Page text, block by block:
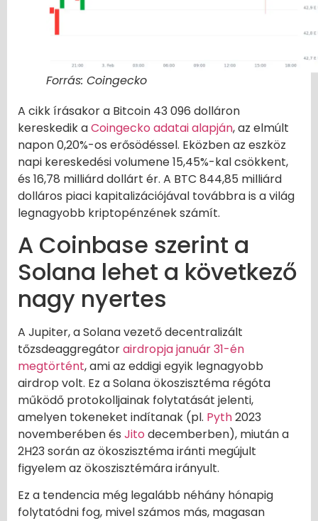
Forrás: Coingecko
A cikk írásakor a Bitcoin 43 096 dolláron
kereskedik aCoingecko adatai alapján, az elmúlt
napon 0,20%-os erősödéssel. Eközben az eszköz
napi kereskedési volumene 15,45%-kal csökkent,
és 16,78 milliárd dollárt ér. A BTC 844,85 milliárd
dolláros piaci kapitalizációjával továbbra is a világ
legnagyobb kriptopénzének számít.
A Coinbase szerint a
Solana lehet a következő
nagy nyertes
A Jupiter, a Solana vezető decentralizált
tőzsdeaggregátorairdropja január 31-én
megtörtént, ami az eddigi egyik legnagyobb
airdrop volt. Ez a Solana ökoszisztéma régóta
működő protokolljainak folytatását jelenti,
amelyen tokeneket indítanak (pl. Pyth2023
novemberében és Jito decemberben), miután a
2H23 során az ökoszisztéma iránti megújult
figyelem az ökoszisztémára irányult.
Ez a tendencia még legalább néhány hónapig
folytatódni fog, mivel számos más, magasan